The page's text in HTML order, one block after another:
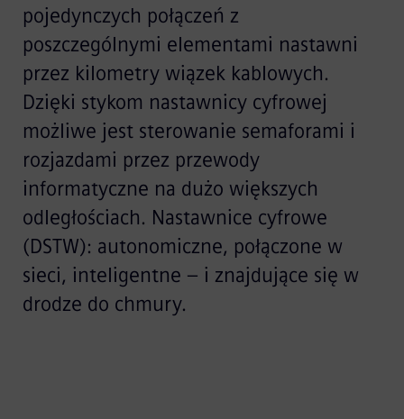
pojedynczych połączeń z
poszczególnymi elementami nastawni
przez kilometry wiązek kablowych.
Dzięki stykom nastawnicy cyfrowej
możliwe jest sterowanie semaforami i
rozjazdami przez przewody
informatyczne na dużo większych
odległościach. Nastawnice cyfrowe
(DSTW): autonomiczne, połączone w
sieci, inteligentne – i znajdujące się w
drodze do chmury.